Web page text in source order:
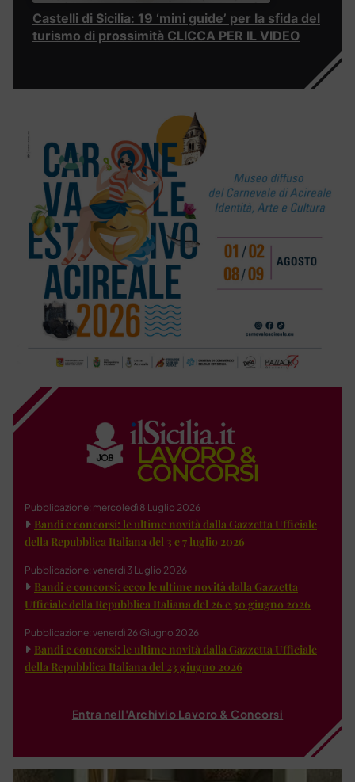
Castelli di Sicilia: 19 ‘mini guide’ per la sfida del
turismo di prossimità CLICCA PER IL VIDEO
Pubblicazione: mercoledì 8 Luglio 2026
Bandi e concorsi: le ultime novità dalla Gazzetta Ufficiale
della Repubblica Italiana del 3 e 7 luglio 2026
Pubblicazione: venerdì 3 Luglio 2026
Bandi e concorsi: ecco le ultime novità dalla Gazzetta
Ufficiale della Repubblica Italiana del 26 e 30 giugno 2026
Pubblicazione: venerdì 26 Giugno 2026
Bandi e concorsi: le ultime novità dalla Gazzetta Ufficiale
della Repubblica Italiana del 23 giugno 2026
Entra nell'Archivio Lavoro & Concorsi